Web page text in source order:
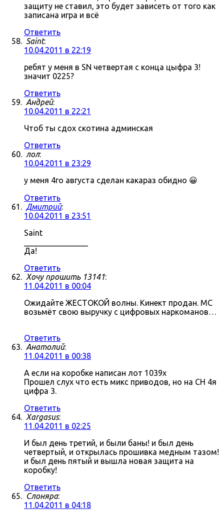
защиту не ставил, это будет зависеть от того как
записана игра и всё
Ответить
Saint:
10.04.2011 в 22:19
ребят у меня в SN четвертая с конца цыфра 3!
значит 0225?
Ответить
Андрей:
10.04.2011 в 22:21
Чтоб ты сдох скотина админская
Ответить
лол:
10.04.2011 в 23:29
у меня 4го августа сделан какараз обидно 😀
Ответить
Дмитрий:
10.04.2011 в 23:51
Saint
Да!
Ответить
Хочу прошить 13141:
11.04.2011 в 00:04
Ожидайте ЖЕСТОКОЙ волны. Кинект продан. МС
возьмёт свою выручку с цифровых наркоманов…
Ответить
Анатолий:
11.04.2011 в 00:38
А если на коробке написан лот 1039x
Прошел слух что есть микс приводов, но на СН 4я
цифра 3.
Ответить
Xargasus:
11.04.2011 в 02:25
И был день третий, и были баны! и был день
четвертый, и открылась прошивка медным тазом!
и был день пятый и вышла новая защита на
коробку!
Ответить
Слоняра:
11.04.2011 в 04:18